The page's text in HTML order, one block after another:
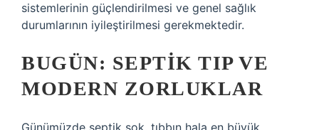
sistemlerinin güçlendirilmesi ve genel sağlık
durumlarının iyileştirilmesi gerekmektedir.
BUGÜN: SEPTIK TIP VE
MODERN ZORLUKLAR
Günümüzde septik şok, tıbbın hala en büyük